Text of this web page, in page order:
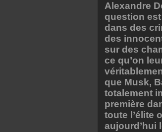
Alexandre
question
dans des
des
sur des
ce qu’on
que Musk,
totalement
première
toute l’élite
aujourd’hui